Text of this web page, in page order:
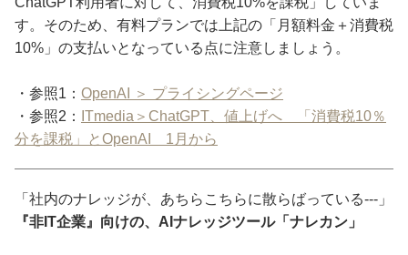
す。そのため、有料プランでは上記の「月額料金＋消費税
10%」の支払いとなっている点に注意しましょう。
・参照1： OpenAI ＞ プライシングページ
・参照2：
ITmedia＞ChatGPT、値上げへ 「消費税10％
分を課税」とOpenAI 1月から
「社内のナレッジが、あちらこちらに散らばっている---」
『非IT企業』向けの、AIナレッジツール「ナレカン」